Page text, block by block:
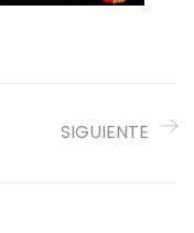
SIGUIENTE